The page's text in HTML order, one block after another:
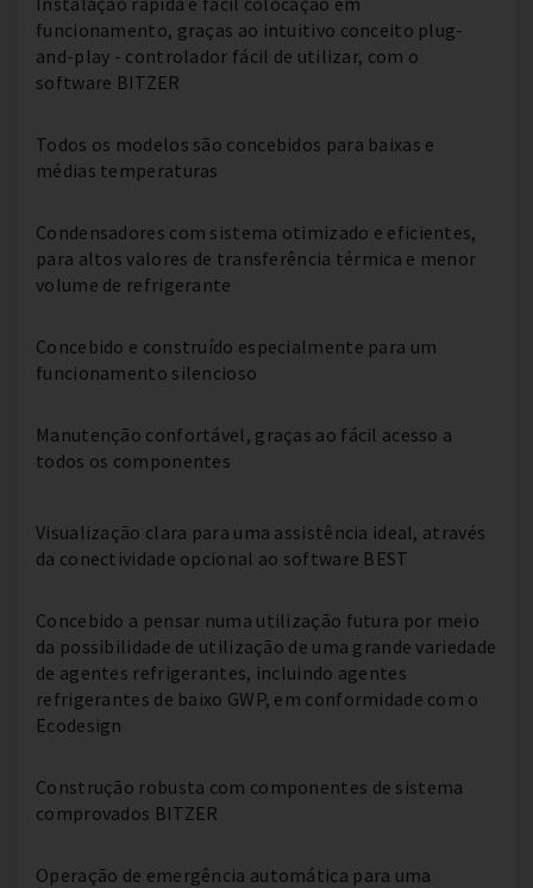
funcionamento, graças ao intuitivo conceito plug-
and-play - controlador fácil de utilizar, com o
software BITZER
Todos os modelos são concebidos para baixas e
médias temperaturas
Condensadores com sistema otimizado e eficientes,
para altos valores de transferência térmica e menor
volume de refrigerante
Concebido e construído especialmente para um
funcionamento silencioso
Manutenção confortável, graças ao fácil acesso a
todos os componentes
Visualização clara para uma assistência ideal, através
da conectividade opcional ao software BEST
Concebido a pensar numa utilização futura por meio
da possibilidade de utilização de uma grande variedade
de agentes refrigerantes, incluindo agentes
refrigerantes de baixo GWP, em conformidade com o
Ecodesign
Construção robusta com componentes de sistema
comprovados BITZER
Operação de emergência automática para uma